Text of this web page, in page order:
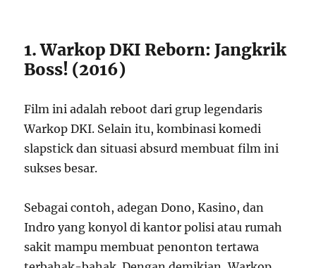
1. Warkop DKI Reborn: Jangkrik
Boss! (2016)
Film ini adalah reboot dari grup legendaris
Warkop DKI. Selain itu, kombinasi komedi
slapstick dan situasi absurd membuat film ini
sukses besar.
Sebagai contoh, adegan Dono, Kasino, dan
Indro yang konyol di kantor polisi atau rumah
sakit mampu membuat penonton tertawa